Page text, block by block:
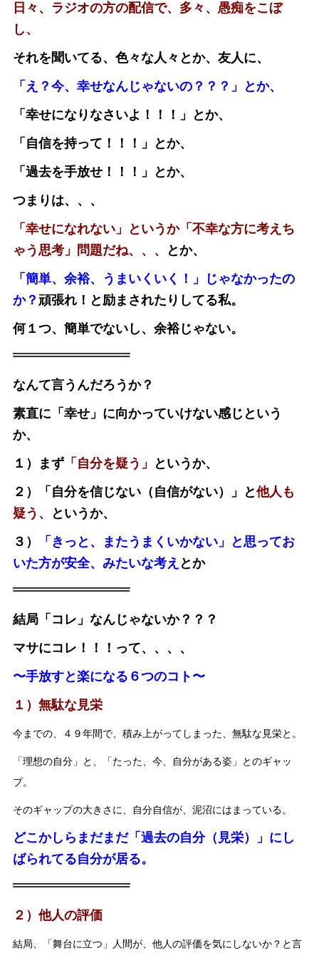
日々、ラジオの方の配信で、多々、愚痴をこぼ
し、
それを聞いてる、色々な人々とか、友人に、
「え？今、幸せなんじゃないの？？？」とか、
「幸せになりなさいよ！！！」とか、
「自信を持って！！！」とか、
「過去を手放せ！！！」とか、
つまりは、、、
「幸せになれない」というか「不幸な方に考えち
ゃう思考」問題だね、、、
とか、
「簡単、余裕、うまいくいく！」じゃなかったの
か？ 頑張れ！と励まされたりしてる私。
何１つ、簡単でないし、余裕じゃない。
なんて言うんだろうか？
素直に「幸せ」に向かっていけない感じという
か、
１）まず「自分を疑う」
というか、
２）「自分を信じない（自信がない）」と他人も
疑う、
というか、
３）
「きっと、またうまくいかない」と思ってお
いた方が安全、みたいな考え とか
結局「コレ」なんじゃないか？？？
マサにコレ！！！って、、、、
〜手放すと楽になる６つのコト〜
１）無駄な見栄
今までの、４９年間で、積み上がってしまった、無駄な見栄と。
「理想の自分」と、「たった、今、自分がある姿」とのギャッ
プ。
そのギャップの大きさに、自分自信が、泥沼にはまっている。
どこかしらまだまだ「過去の自分（見栄）」にし
ばられてる自分が居る。
２）他人の評価
結局、「舞台に立つ」人間が、他人の評価を気にしないか？と言